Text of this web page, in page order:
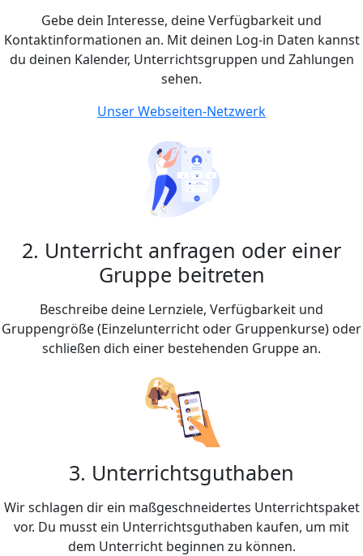
Gebe dein Interesse, deine Verfügbarkeit und
Kontaktinformationen an. Mit deinen Log-in Daten kannst
du deinen Kalender, Unterrichtsgruppen und Zahlungen
sehen.
Unser Webseiten-Netzwerk
2. Unterricht anfragen oder einer
Gruppe beitreten
Beschreibe deine Lernziele, Verfügbarkeit und
Gruppengröße (Einzelunterricht oder Gruppenkurse) oder
schließen dich einer bestehenden Gruppe an.
3. Unterrichtsguthaben
Wir schlagen dir ein maßgeschneidertes Unterrichtspaket
vor. Du musst ein Unterrichtsguthaben kaufen, um mit
dem Unterricht beginnen zu können.